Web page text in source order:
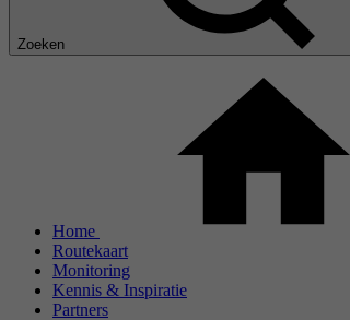
Zoeken
Home
Routekaart
Monitoring
Kennis & Inspiratie
Partners